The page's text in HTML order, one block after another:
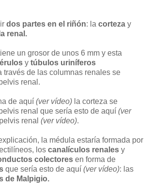
dos partes en el riñón: la corteza y
renal.
un grosor de unos 6 mm y esta
y túbulos uriníferos
través de las columnas renales se
renal.
de aquí (ver vídeo) la corteza se
renal que sería esto de aquí (ver
renal (ver vídeo).
la médula estaría formada por
los canalículos renales y
colectores en forma de
que sería esto de aquí (ver vídeo): las
de Malpigio.